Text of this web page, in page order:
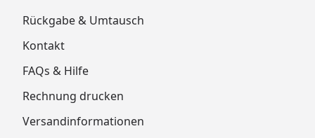
Rückgabe & Umtausch
Kontakt
FAQs & Hilfe
Rechnung drucken
Versandinformationen